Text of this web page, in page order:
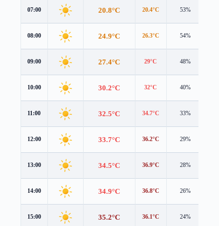
07:00 20.8°C 20.4°C 53%
08:00 24.9°C 26.3°C 54%
09:00 27.4°C 29°C 48%
10:00 30.2°C 32°C 40%
11:00 32.5°C 34.7°C 33%
12:00 33.7°C 36.2°C 29%
13:00 34.5°C 36.9°C 28%
14:00 34.9°C 36.8°C 26%
15:00 35.2°C 36.1°C 24%